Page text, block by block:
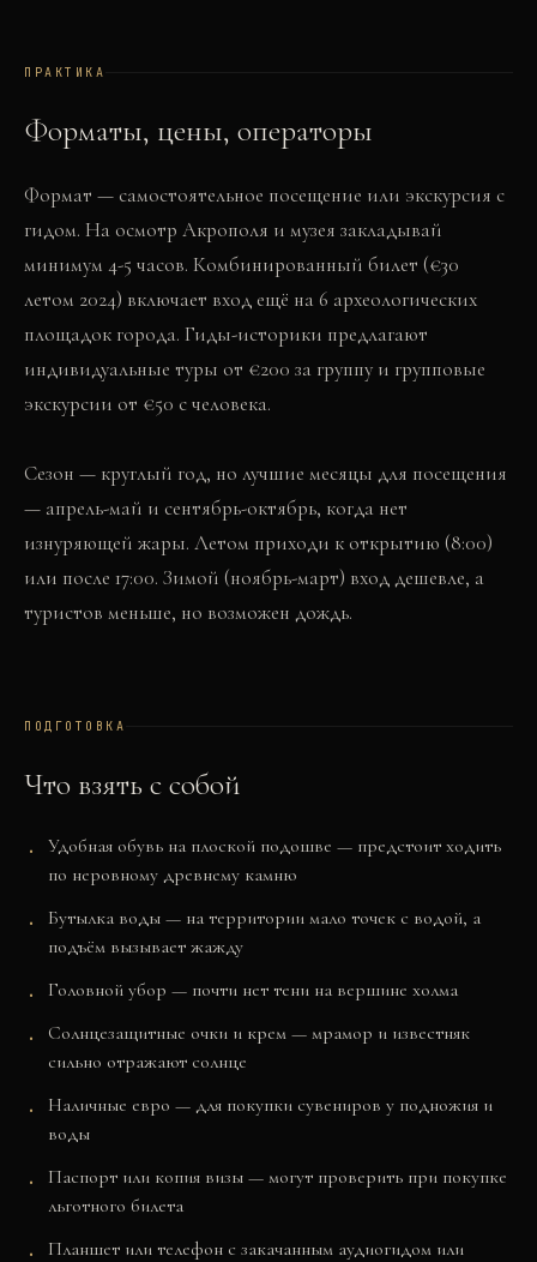
ПРАКТИКА
Форматы, цены, операторы
Формат — самостоятельное посещение или экскурсия с
гидом. На осмотр Акрополя и музея закладывай
минимум 4-5 часов. Комбинированный билет (€30
летом 2024) включает вход ещё на 6 археологических
площадок города. Гиды-историки предлагают
индивидуальные туры от €200 за группу и групповые
экскурсии от €50 с человека.
Сезон — круглый год, но лучшие месяцы для посещения
— апрель-май и сентябрь-октябрь, когда нет
изнуряющей жары. Летом приходи к открытию (8:00)
или после 17:00. Зимой (ноябрь-март) вход дешевле, а
туристов меньше, но возможен дождь.
ПОДГОТОВКА
Что взять с собой
Удобная обувь на плоской подошве — предстоит ходить
по неровному древнему камню
Бутылка воды — на территории мало точек с водой, а
подъём вызывает жажду
Головной убор — почти нет тени на вершине холма
Солнцезащитные очки и крем — мрамор и известняк
сильно отражают солнце
Наличные евро — для покупки сувениров у подножия и
воды
Паспорт или копия визы — могут проверить при покупке
льготного билета
Планшет или телефон с закачанным аудиогидом или